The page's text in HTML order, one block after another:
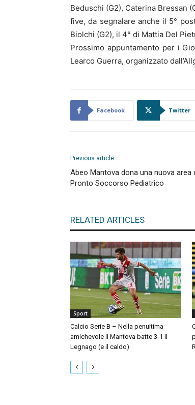
Beduschi (G2), Caterina Bressan
five, da segnalare anche il 5°
Biolchi (G2), il 4° di Mattia Del
Prossimo appuntamento per i
Learco Guerra, organizzato
Facebook Twitter
Previous article
Abeo Mantova dona una nuova area
Pronto Soccorso Pediatrico
RELATED ARTICLES
Sport
Calcio Serie B – Nella penultima
amichevole il Mantova batte 3-1 il
Legnago (e il caldo)